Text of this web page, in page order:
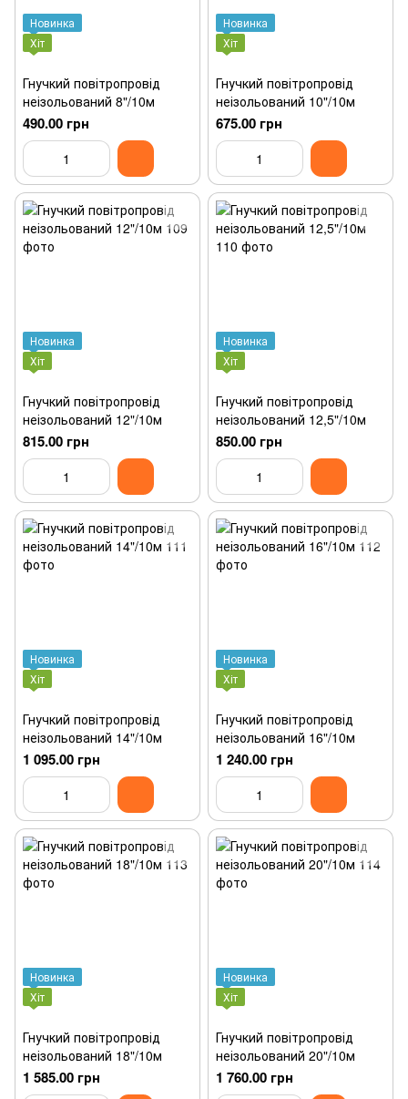
Новинка
Хіт
Гнучкий повітропровід
неізольований 8"/10м
490.00 грн
Новинка
Хіт
Гнучкий повітропровід
неізольований 10"/10м
675.00 грн
Новинка
Хіт
Гнучкий повітропровід
неізольований 12"/10м
815.00 грн
Новинка
Хіт
Гнучкий повітропровід
неізольований 12,5"/10м
850.00 грн
Новинка
Хіт
Гнучкий повітропровід
неізольований 14"/10м
1 095.00 грн
Новинка
Хіт
Гнучкий повітропровід
неізольований 16"/10м
1 240.00 грн
Новинка
Хіт
Гнучкий повітропровід
неізольований 18"/10м
1 585.00 грн
Новинка
Хіт
Гнучкий повітропровід
неізольований 20"/10м
1 760.00 грн